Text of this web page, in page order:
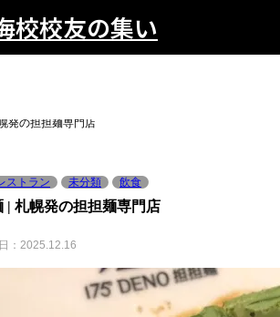
校校友の集い
校友の集い
発の担担麺専門店
ストラン 未分類 飲食
| 札幌発の担担麺専門店
：2025.12.16